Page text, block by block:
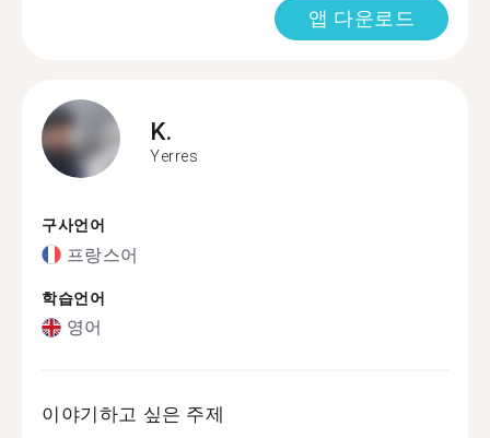
앱 다운로드
K.
Yerres
구사언어
프랑스어
학습언어
영어
이야기하고 싶은 주제